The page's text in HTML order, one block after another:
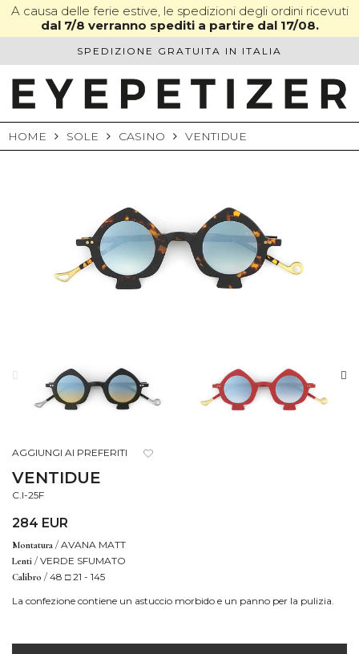
SkipA causa delle ferie estive, le spedizioni degli ordini ricevuti
dal 7/8 verranno spediti a partire dal 17/08.
SPEDIZIONE GRATUITA IN ITALIA
HOME SOLE CASINO VENTIDUE
AGGIUNGI AI PREFERITI
VENTIDUE
C.I-25F
284 EUR
Montatura / AVANA MATT
Lenti / VERDE SFUMATO
Calibro / 48 □ 21 - 145
La confezione contiene un astuccio morbido e un panno per la pulizia.